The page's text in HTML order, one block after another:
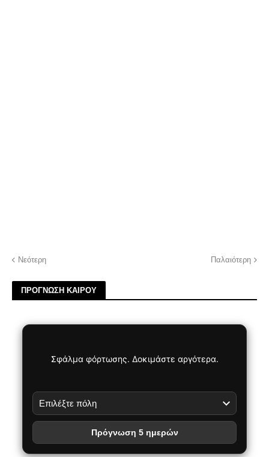
Νεότερη Παλαιότερη
ΠΡΟΓΝΩΣΗ ΚΑΙΡΟΥ
Σφάλμα φόρτωσης. Δοκιμάστε αργότερα.
Πρόγνωση 5 ημερών